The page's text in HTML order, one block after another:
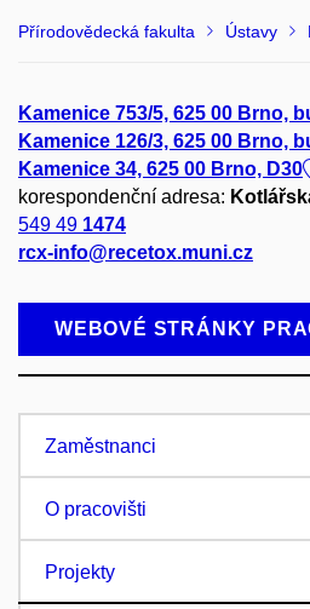
Přírodovědecká fakulta Ústavy
Kamenice 753/5, 625 00 Brno,
Kamenice 126/3, 625 00 Brno,
Kamenice 34, 625 00 Brno, D30
korespondenční adresa:
549 49 1474
rcx-info@recetox.muni.cz
WEBOVÉ STRÁNKY
Zaměstnanci
O pracovišti
Projekty